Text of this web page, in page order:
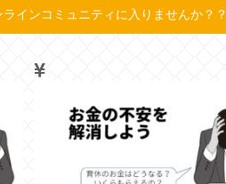
インコミュニティに入りませんか？？